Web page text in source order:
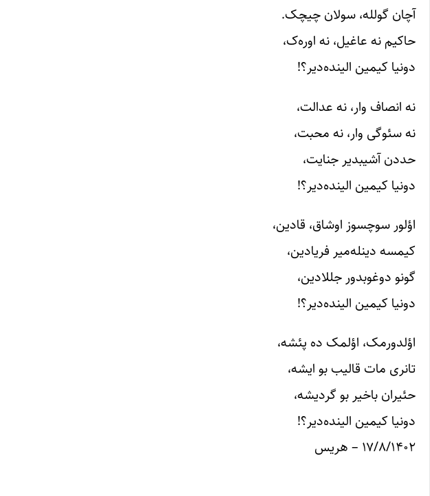
آچان گولله، سولان چیچک.
حاکیم نه عاغیل، نه اوره‌ک،
دونیا کیمین الینده‌دیر؟!
نه انصاف وار، نه عدالت،
نه سئوگی وار، نه محبت،
حددن آشیبدیر جنایت،
دونیا کیمین الینده‌دیر؟!
اؤلور سوچسوز اوشاق، قادین،
کیمسه دینله‌میر فریادین،
گونو دوغوبدور جللادین،
دونیا کیمین الینده‌دیر؟!
اؤلدورمک، اؤلمک ده پئشه،
تانری مات قالیب بو ایشه،
حئیران باخیر بو گردیشه،
دونیا کیمین الینده‌دیر؟!
۱۷/۸/۱۴۰۲ – هریس